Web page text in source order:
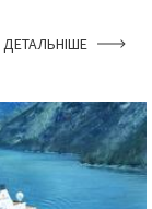
ДЕТАЛЬНІШЕ